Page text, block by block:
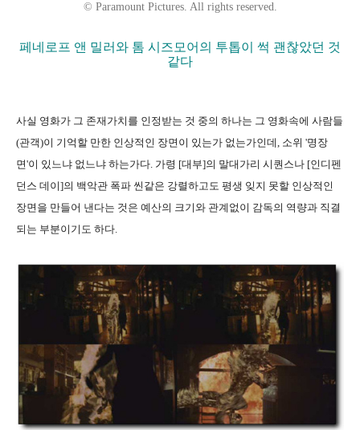
© Paramount Pictures. All rights reserved.
페네로프 앤 밀러와 톰 시즈모어의 투톱이 썩 괜찮았던 것
같다
사실 영화가 그 존재가치를 인정받는 것 중의 하나는 그 영화속에 사람들
(관객)이 기억할 만한 인상적인 장면이 있는가 없는가인데, 소위 '명장
면'이 있느냐 없느냐 하는가다. 가령 [대부]의 말대가리 시퀀스나 [인디펜
던스 데이]의 백악관 폭파 씬같은 강렬하고도 평생 잊지 못할 인상적인
장면을 만들어 낸다는 것은 예산의 크기와 관계없이 감독의 역량과 직결
되는 부분이기도 하다.